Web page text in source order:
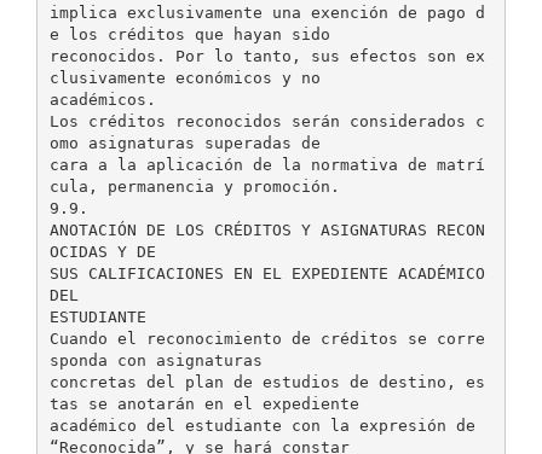
implica exclusivamente una exención de pago d
e los créditos que hayan sido
reconocidos. Por lo tanto, sus efectos son ex
clusivamente económicos y no
académicos.
Los créditos reconocidos serán considerados c
omo asignaturas superadas de
cara a la aplicación de la normativa de matrí
cula, permanencia y promoción.
9.9.
ANOTACIÓN DE LOS CRÉDITOS Y ASIGNATURAS RECON
OCIDAS Y DE
SUS CALIFICACIONES EN EL EXPEDIENTE ACADÉMICO
DEL
ESTUDIANTE
Cuando el reconocimiento de créditos se corre
sponda con asignaturas
concretas del plan de estudios de destino, es
tas se anotarán en el expediente
académico del estudiante con la expresión de
“Reconocida”, y se hará constar